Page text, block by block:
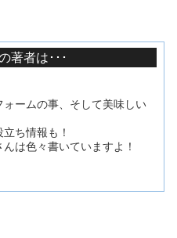
著者は･･･
ォームの事、そして美味しい
ち情報も！
は色々書いていますよ！